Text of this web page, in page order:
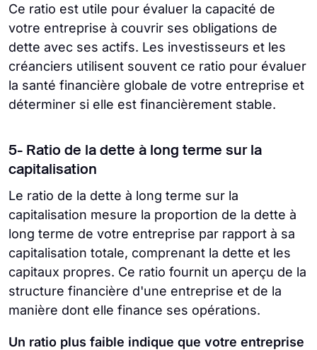
Ce ratio est utile pour évaluer la capacité de
votre entreprise à couvrir ses obligations de
dette avec ses actifs. Les investisseurs et les
créanciers utilisent souvent ce ratio pour évaluer
la santé financière globale de votre entreprise et
déterminer si elle est financièrement stable.
5- Ratio de la dette à long terme sur la
capitalisation
Le ratio de la dette à long terme sur la
capitalisation mesure la proportion de la dette à
long terme de votre entreprise par rapport à sa
capitalisation totale, comprenant la dette et les
capitaux propres. Ce ratio fournit un aperçu de la
structure financière d'une entreprise et de la
manière dont elle finance ses opérations.
Un ratio plus faible indique que votre entreprise